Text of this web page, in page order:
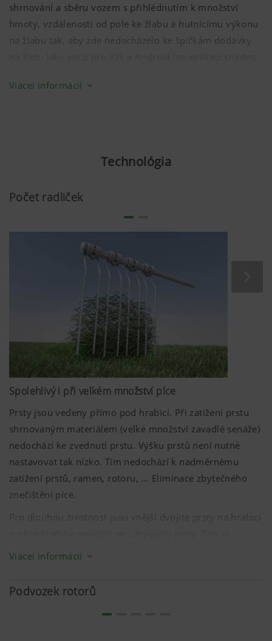
shrnování a sběru vozem s přihlédnutím k množství
hmoty, vzdálenosti od pole ke žlabu a hutnícímu výkonu
na žlabu tak, aby zde nedocházelo ke špičkám dodávky
Kromě toho je na základě vzdáleností mezi pozemky a
ploch, takže může být žlab zásobovaný rovnoměrně a
vyrovnávané špičky dodávek.
Viacej informácií
Technológia
Počet radliček
Spolehlivý i při velkém množství píce
Prsty jsou vedeny přímo pod hrabicí. Při zatížení prstu
shrnovaným materiálem (velké množství zavadlé senáže)
nedochází ke zvednutí prstu. Výšku prstů není nutné
nastavovat tak nízko. Tím nedochází k nadměrnému
zatížení prstů, ramen, rotoru, ... Eliminace zbytečného
znečištění píce.
redukuje i lámání prstů. Ztráty prstů jsou při shrnování
prstů je v základní výbavě.
Viacej informácií
Podvozek rotorů